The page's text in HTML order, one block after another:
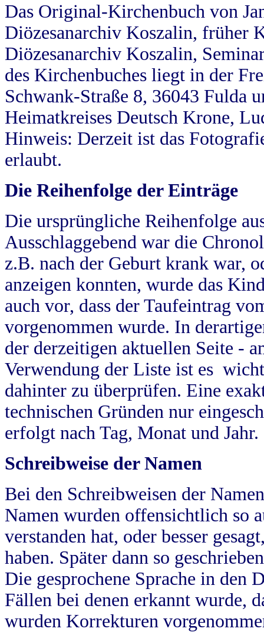
Das Original-Kirchenbuch von
Diözesanarchiv Koszalin, früher
Diözesanarchiv Koszalin,
des Kirchenbuches liegt in der
Schwank-Straße 8, 36043 Fulda
Heimatkreises Deutsch Krone,
Hinweis: Derzeit ist das
erlaubt.
Die Reihenfolge der Einträge
Die ursprüngliche Reihenfolge
Ausschlaggebend war die
z.B. nach der Geburt krank war,
anzeigen konnten, wurde das
auch vor, dass der Taufeintrag
vorgenommen wurde. In
der derzeitigen aktuellen Seite -
Verwendung der Liste ist es
dahinter zu überprüfen. Eine
technischen Gründen nur
erfolgt nach Tag, Monat und Jahr.
Schreibweise der Namen
Bei den Schreibweisen der
Namen wurden offensichtlich so
verstanden hat, oder besser
haben. Später dann so
Die gesprochene Sprache in
Fällen bei denen erkannt wurde,
wurden Korrekturen